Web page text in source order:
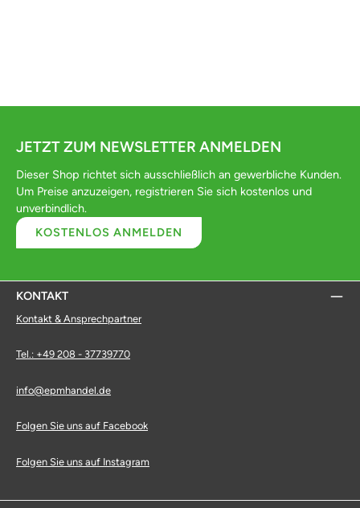
JETZT ZUM NEWSLETTER ANMELDEN
Dieser Shop richtet sich ausschließlich an gewerbliche Kunden.
Um Preise anzuzeigen, registrieren Sie sich kostenlos und
unverbindlich.
KOSTENLOS ANMELDEN
KONTAKT
Kontakt & Ansprechpartner
Tel.: +49 208 - 37739770
info@epmhandel.de
Folgen Sie uns auf Facebook
Folgen Sie uns auf Instagram